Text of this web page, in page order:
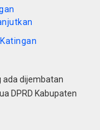
ada dijembatan
DPRD Kabupaten